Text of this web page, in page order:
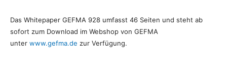
Das Whitepaper GEFMA 928 umfasst 46 Seiten und steht ab
sofort zum Download im Webshop von GEFMA
unter www.gefma.de zur Verfügung.